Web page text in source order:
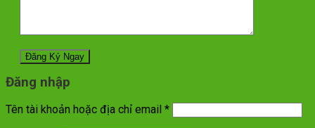
Đăng nhập
Tên tài khoản hoặc địa chỉ email *